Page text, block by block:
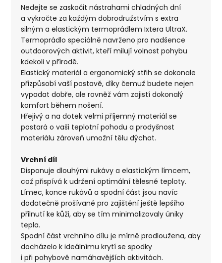
Nedejte se zaskočit nástrahami chladných dní
a vykročte za každým dobrodružstvím s extra
silným a elastickým termoprádlem Ixtera UltraX.
Termoprádlo speciálně navrženo pro nadšence
outdoorových aktivit, kteří milují volnost pohybu
kdekoli v přírodě.
Elastický materiál a ergonomický střih se dokonale
přizpůsobí vaší postavě, díky čemuž budete nejen
vypadat dobře, ale rovněž vám zajistí dokonalý
komfort během nošení.
Hřejivý a na dotek velmi příjemný materiál se
postará o vaši teplotní pohodu a prodyšnost
materiálu zároveň umožní tělu dýchat.
Vrchní díl
Disponuje dlouhými rukávy a elastickým límcem,
což přispívá k udržení optimální tělesné teploty.
Límec, konce rukávů a spodní část jsou navíc
dodatečně prošívané pro zajištění ještě lepšího
přilnutí ke kůži, aby se tím minimalizovaly úniky
tepla.
Spodní část vrchního dílu je mírně prodloužena, aby
docházelo k ideálnímu krytí se spodky
i při pohybově namáhavějších aktivitách.